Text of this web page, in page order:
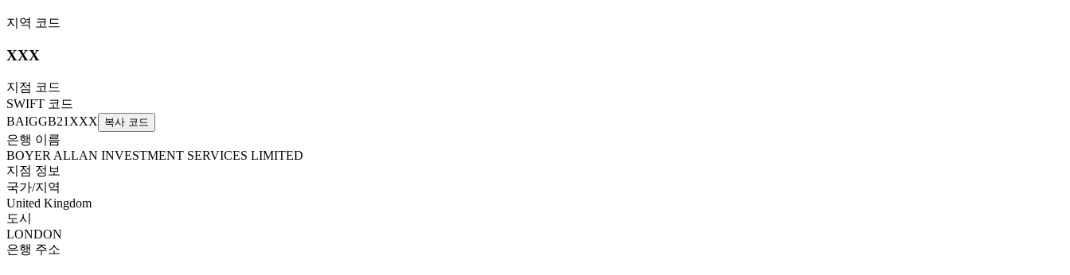
지역 코드
XXX
지점 코드
SWIFT 코드
BAIGGB21XXX
복사 코드
은행 이름
BOYER ALLAN INVESTMENT SERVICES LIMITED
지점 정보
국가/지역
United Kingdom
도시
LONDON
은행 주소